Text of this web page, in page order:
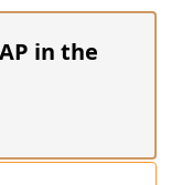
in the